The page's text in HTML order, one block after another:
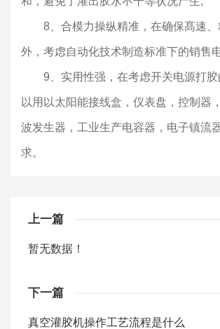
8、合模力操纵精准，在确保髙速、
外，考虑自动化技术制造标准下的销售
9、实用性强，在考虑开关电源打胶
以用以太阳能接线盒，仪表盘，控制器
波发生器，工业生产电容器，电子镇流
求。​
上一篇
暂无数据！
下一篇
真空灌胶机操作工艺流程是什么